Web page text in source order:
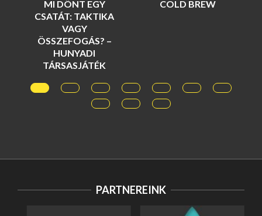
MI DÖNT EGY
CSATÁT: TAKTIKA
VAGY
ÖSSZEFOGÁS? –
HUNYADI
TÁRSASJÁTÉK
COLD BREW
PARTNEREINK